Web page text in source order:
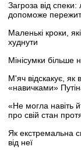
Загроза від спеки:
допоможе
Маленькі кроки,
худнути
Мінісумки більше
М'яч відскакує, як
«навичками»
«Не могла навіть
про свій стан
Як екстремальна
від неї